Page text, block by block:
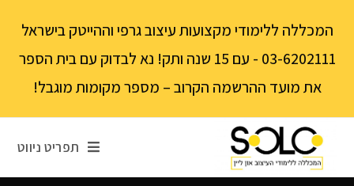
המכללה ללימודי מקצועות עיצוב גרפי וההייטק בישראל
03-6202111 - עם 15 שנה ותק! נא לבדוק עם בית הספר
את מועד ההרשמה הקרוב – מספר מקומות מוגבל!
תפריט ניווט